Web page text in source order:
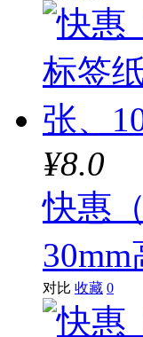
¥8.0
快惠
对比 收藏 0